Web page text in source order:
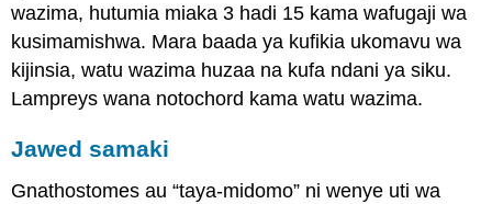
wazima, hutumia miaka 3 hadi 15 kama wafugaji wa
kusimamishwa. Mara baada ya kufikia ukomavu wa
kijinsia, watu wazima huzaa na kufa ndani ya siku.
Lampreys wana notochord kama watu wazima.
Jawed samaki
Gnathostomes au “taya-midomo” ni wenye uti wa